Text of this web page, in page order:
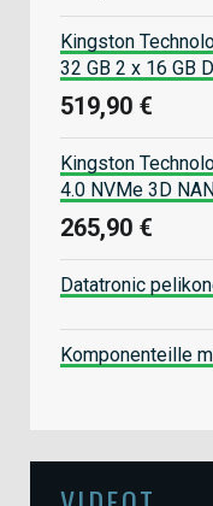
Kingston
32 GB 2 x 16 GB
519,90 €
Kingston
4.0 NVMe 3D
265,90 €
Datatronic
Komponenteille